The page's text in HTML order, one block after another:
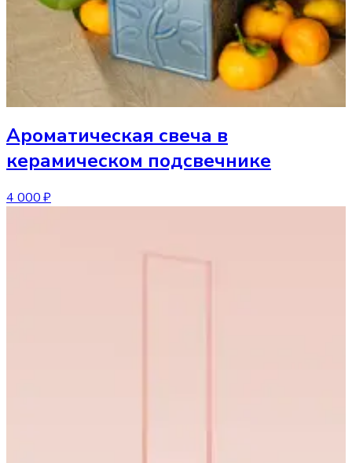
Ароматическая свеча в
керамическом подсвечнике
4 000 ₽